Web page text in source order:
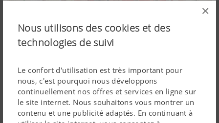
×
Nous utilisons des cookies et des
technologies de suivi
Le confort d'utilisation est très important pour
nous, c'est pourquoi nous développons
continuellement nos offres et services en ligne sur
le site internet. Nous souhaitons vous montrer un
contenu et une publicité adaptés. En continuant à
Inauguration Spare Parts France